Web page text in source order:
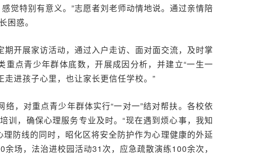
觉特别有意义。”志愿者刘老师动情地说。通过亲情陪
惑。
开展家访活动，通过入户走访、面对面交流，及时掌
点青少年群体底数，开展成因分析，并建立“一生一
进孩子心里，也让家长更信任学校。”
，对重点青少年群体实行“一对一”结对帮扶。各校依
训，确保心理服务专业及时。“现在遇到烦心事，我知
防线的同时，昭化区将安全防护作为心理健康的外延
场，法治进校园活动31次，应急疏散演练100余次，